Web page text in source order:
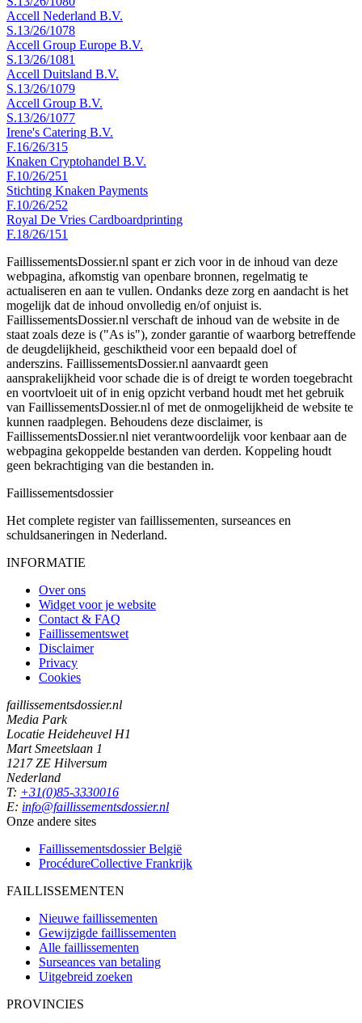
Accell Nederland B.V.
S.13/26/1078
Accell Group Europe B.V.
S.13/26/1081
Accell Duitsland B.V.
S.13/26/1079
Accell Group B.V.
S.13/26/1077
Irene's Catering B.V.
F.16/26/315
Knaken Cryptohandel B.V.
F.10/26/251
Stichting Knaken Payments
F.10/26/252
Royal De Vries Cardboardprinting
F.18/26/151
FaillissementsDossier.nl spant er zich voor in de inhoud van deze
webpagina, afkomstig van openbare bronnen, regelmatig te
actualiseren en aan te vullen. Ondanks deze zorg en aandacht is het
mogelijk dat de inhoud onvolledig en/of onjuist is.
FaillissementsDossier.nl verschaft de inhoud van de website in de
staat zoals deze is ("As is"), zonder garantie of waarborg betreffende
de deugdelijkheid, geschiktheid voor een bepaald doel of
anderszins. FaillissementsDossier.nl aanvaardt geen
aansprakelijkheid voor schade die is of dreigt te worden toegebracht
en voortvloeit uit of in enig opzicht verband houdt met het gebruik
van FaillissementsDossier.nl of met de onmogelijkheid de website te
kunnen raadplegen. Behoudens deze disclaimer, is
FaillissementsDossier.nl niet verantwoordelijk voor kenbaar aan de
webpagina gekoppelde bestanden van derden. Koppeling houdt
geen bekrachtiging van die bestanden in.
Faillissementsdossier
Het complete register van faillissementen, surseances en
schuldsaneringen in Nederland.
INFORMATIE
Over ons
Widget voor je website
Contact & FAQ
Faillissementswet
Disclaimer
Privacy
Cookies
faillissementsdossier.nl
Media Park
Locatie Heideheuvel H1
Mart Smeetslaan 1
1217 ZE Hilversum
Nederland
T: +31(0)85-3330016
E: info@faillissementsdossier.nl
Onze andere sites
Faillissementsdossier België
ProcédureCollective Frankrijk
FAILLISSEMENTEN
Nieuwe faillissementen
Gewijzigde faillissementen
Alle faillissementen
Surseances van betaling
Uitgebreid zoeken
PROVINCIES